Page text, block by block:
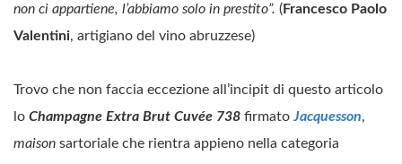
non ci appartiene, l’abbiamo solo in prestito”. (Francesco Paolo
Valentini, artigiano del vino abruzzese)
Trovo che non faccia eccezione all’incipit di questo articolo
lo Champagne Extra Brut Cuvée 738 firmato Jacquesson,
maison sartoriale che rientra appieno nella categoria